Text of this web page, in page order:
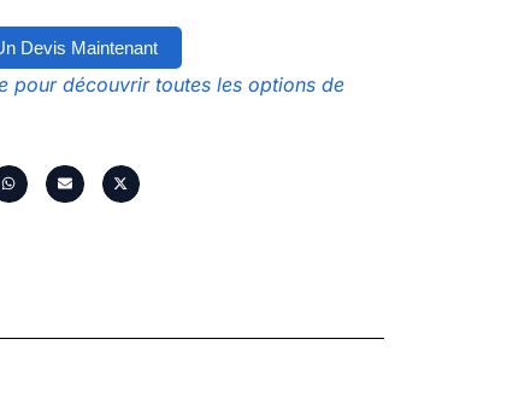
Devis Maintenant
pour découvrir toutes les options de